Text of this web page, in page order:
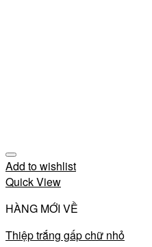
Add to wishlist
Quick View
HÀNG MỚI VỀ
Thiệp trắng gấp chữ nhỏ